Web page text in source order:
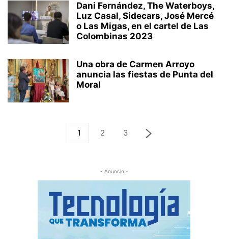
Dani Fernández, The Waterboys,
Luz Casal, Sidecars, José Mercé
o Las Migas, en el cartel de Las
Colombinas 2023
Una obra de Carmen Arroyo
anuncia las fiestas de Punta del
Moral
1 2 3
- Anuncio -